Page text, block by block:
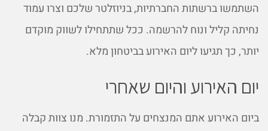
השתמשו ברשתות החברתיות, בניוזלטר שלכם וצרו עמוד
נחיתה קליל ונוח להרשמה. ככל שתתחילו לשווק מוקדם
יותר, כך תגיעו ליום האירוע בביטחון מלא.
יום האירוע והיום שאחרי
ביום האירוע אתם המנצחים על התזמורת. מנו צוות קבלה